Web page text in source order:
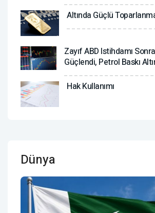
Altında Güçlü
Zayıf ABD Istihdamı
Güçlendi, Petrol Baskı
Hak Kullanımı
Dünya